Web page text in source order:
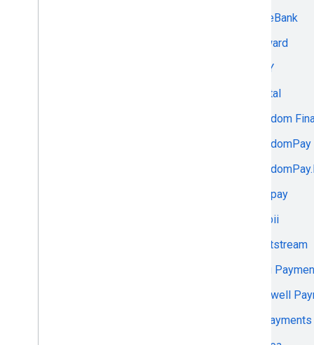
ForteBank
Forward
FPAY
Fractal
Freedom
FreedomPay
Freepay
Frisbii
Frontstream
Fung
Gatewell
GBPayments